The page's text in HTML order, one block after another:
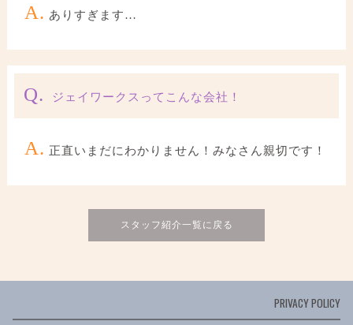
A. ありすぎます…
Q. ジェイワークスってこんな会社！
A. 正直いまだにわかりません！みなさん親切です！
スタッフ紹介一覧に戻る
PRIVACY POLICY